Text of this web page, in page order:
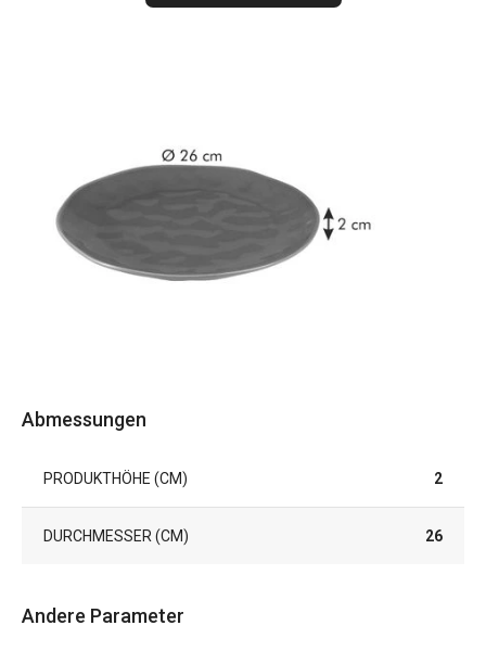
Abmessungen
PRODUKTHÖHE (CM) 2
DURCHMESSER (CM) 26
Andere Parameter